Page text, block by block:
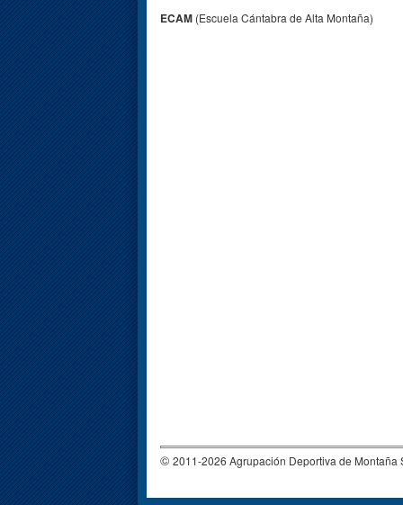
ECAM (Escuela Cántabra de Alta Montaña)
© 2011-2026 Agrupación Deportiva de Montaña